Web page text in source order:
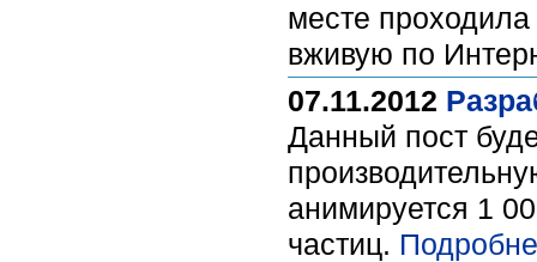
месте
вживую по
07.11.2012
Данный пост
анимируется 1
частиц.